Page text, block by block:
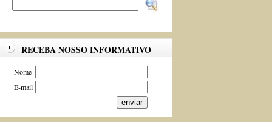
RECEBA NOSSO INFORMATIVO
Nome
E-mail